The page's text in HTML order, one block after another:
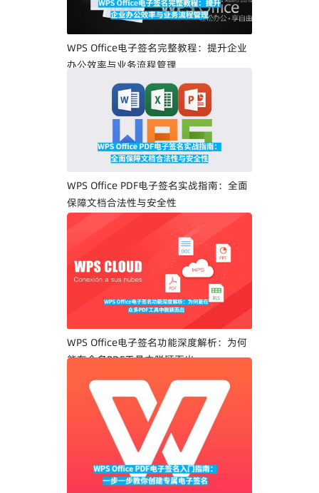
WPS Office电子签名完整教程：提升企业
办公效率与业务流程管理
WPS Office PDF电子签名实战指南：全面
保障文档合法性与安全性
WPS Office电子签名功能深度解析：为何
能在众多PDF工具中脱颖而出